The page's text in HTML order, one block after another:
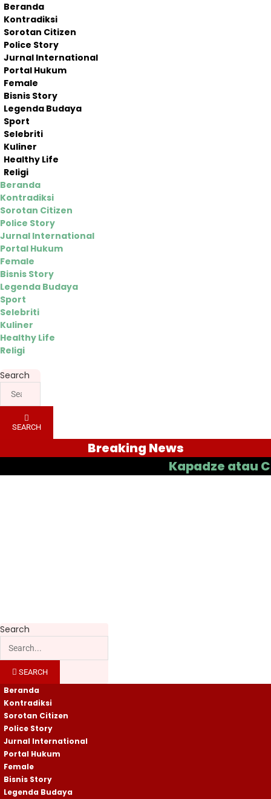
Beranda
Kontradiksi
Sorotan Citizen
Police Story
Jurnal International
Portal Hukum
Female
Bisnis Story
Legenda Budaya
Sport
Selebriti
Kuliner
Healthy Life
Religi
Beranda
Kontradiksi
Sorotan Citizen
Police Story
Jurnal International
Portal Hukum
Female
Bisnis Story
Legenda Budaya
Sport
Selebriti
Kuliner
Healthy Life
Religi
Search
SEARCH
Breaking News
Kapadze atau Casas
Search
SEARCH
Beranda
Kontradiksi
Sorotan Citizen
Police Story
Jurnal International
Portal Hukum
Female
Bisnis Story
Legenda Budaya